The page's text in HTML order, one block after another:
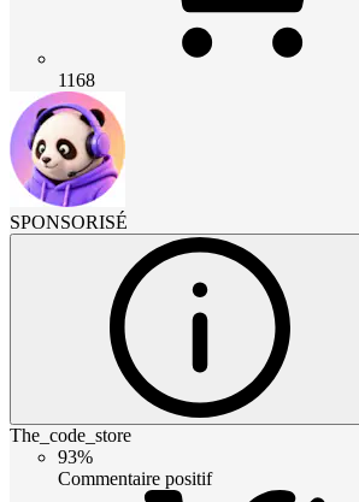
1168
SPONSORISÉ
The_code_store
93%
Commentaire positif